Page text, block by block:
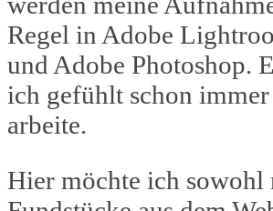
Regel in Adobe
und Adobe Photoshop.
ich gefühlt schon
arbeite.
Hier möchte ich sowohl